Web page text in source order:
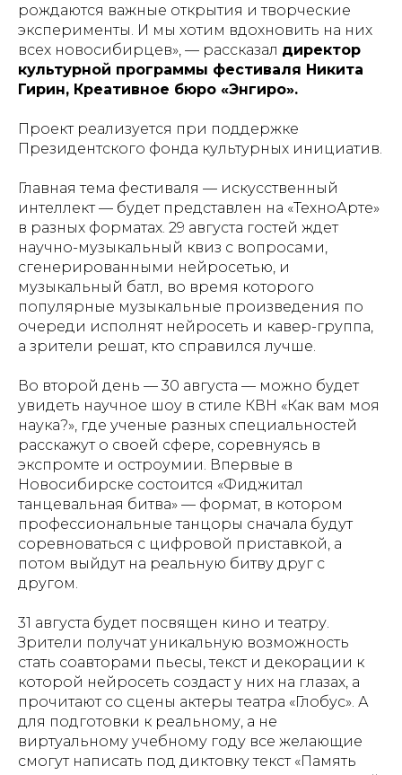
рождаются важные открытия и творческие
эксперименты. И мы хотим вдохновить на них
всех новосибирцев», — рассказал директор
культурной программы фестиваля Никита
Гирин, Креативное бюро «Энгиро».
Проект реализуется при поддержке
Президентского фонда культурных инициатив.
Главная тема фестиваля — искусственный
интеллект — будет представлен на «ТехноАрте»
в разных форматах. 29 августа гостей ждет
научно-музыкальный квиз с вопросами,
сгенерированными нейросетью, и
музыкальный батл, во время которого
популярные музыкальные произведения по
очереди исполнят нейросеть и кавер-группа,
а зрители решат, кто справился лучше.
Во второй день — 30 августа — можно будет
увидеть научное шоу в стиле КВН «Как вам моя
наука?», где ученые разных специальностей
расскажут о своей сфере, соревнуясь в
экспромте и остроумии. Впервые в
Новосибирске состоится «Фиджитал
танцевальная битва» — формат, в котором
профессиональные танцоры сначала будут
соревноваться с цифровой приставкой, а
потом выйдут на реальную битву друг с
другом.
31 августа будет посвящен кино и театру.
Зрители получат уникальную возможность
стать соавторами пьесы, текст и декорации к
которой нейросеть создаст у них на глазах, а
прочитают со сцены актеры театра «Глобус». А
для подготовки к реальному, а не
виртуальному учебному году все желающие
смогут написать под диктовку текст «Память